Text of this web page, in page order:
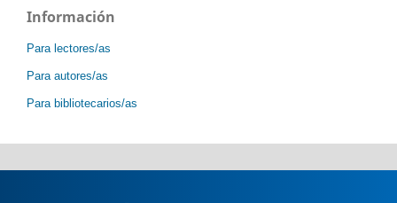
Información
Para lectores/as
Para autores/as
Para bibliotecarios/as